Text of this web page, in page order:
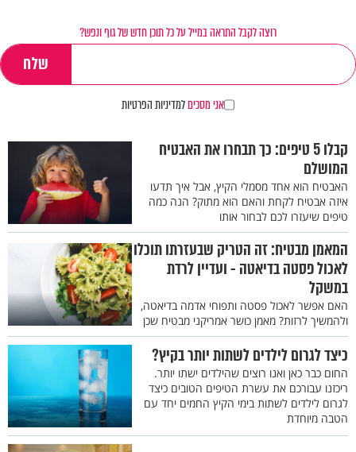
רוצה לקבל התראה במייל על כל תוכן חדש של גוף ונפש?
אני מסכיםלמדיניות הפרטיות
קבלו 5 טיפים: כך תבחרו את האבטיח
המושלם
האבטיח הוא אחד מסמלי הקיץ, אבל איך תדעו
איזה אבטיח לקחת והאם הוא מתוק? הנה כמה
טיפים שיעזרו לכם לבחור אותו
המאמן מבטיח: זה הטריק שבעזרתו תוכלו
לאכול פסטה בדיאטה - ועדיין לרדת
במשקל
האם אפשר לאכול פסטה ותפוחי אדמה בדיאטה,
ולהמשיך לרזות? מאמן כושר אמריקני מבטיח שכן
כיצד לגרום לילדים לשתות יותר בקיץ?
החום כבר כאן ואנו רוצים שהילדים ישתו יותר.
ריכזנו עבורכם את עשרת הטיפים הטובים כיצד
לגרום לילדים לשתות בימי הקיץ החמים יחד עם
הטבה מיוחדת